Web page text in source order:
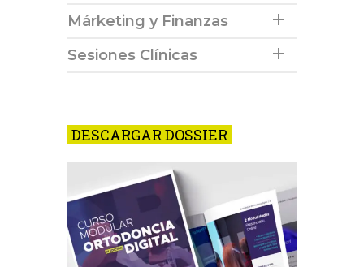
Márketing y Finanzas
Sesiones Clínicas
DESCARGAR DOSSIER